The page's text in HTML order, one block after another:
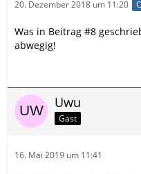
20. Dezember 2018 um 11:20
Was in Beitrag #8
abwegig!
Uwu
Gast
16. Mai 2019 um 11:41